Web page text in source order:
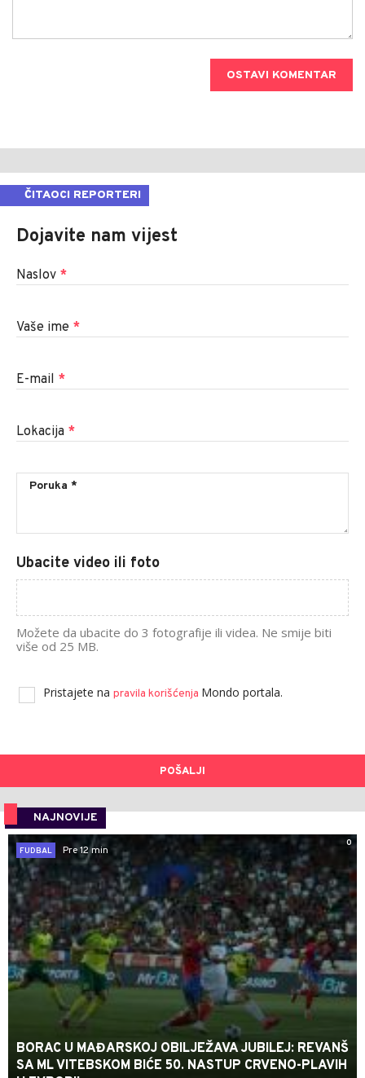
OSTAVI KOMENTAR
ČITAOCI REPORTERI
Dojavite nam vijest
Naslov *
Vaše ime *
E-mail *
Lokacija *
Ubacite video ili foto
Možete da ubacite do 3 fotografije ili videa. Ne smije biti
više od 25 MB.
Pristajete na pravila korišćenja Mondo portala.
POŠALJI
NAJNOVIJE
0
FUDBAL
Pre 12 min
BORAC U MAĐARSKOJ OBILJEŽAVA JUBILEJ: REVANŠ
SA ML VITEBSKOM BIĆE 50. NASTUP CRVENO-PLAVIH